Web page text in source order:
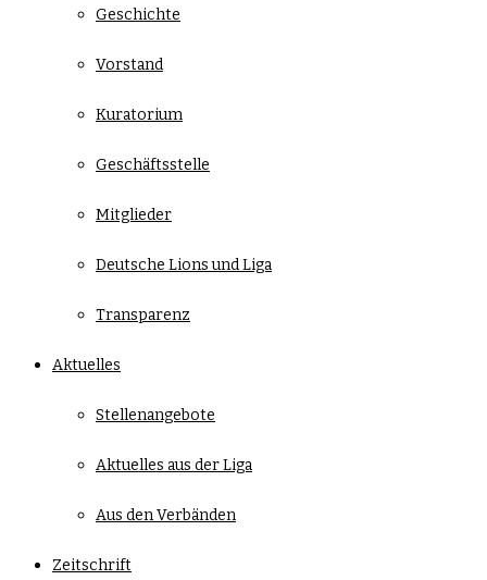
Geschichte
Vorstand
Kuratorium
Geschäftsstelle
Mitglieder
Deutsche Lions und Liga
Transparenz
Aktuelles
Stellenangebote
Aktuelles aus der Liga
Aus den Verbänden
Zeitschrift